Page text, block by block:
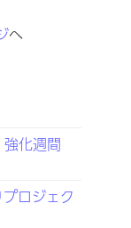
へ
強化週間
ロジェク